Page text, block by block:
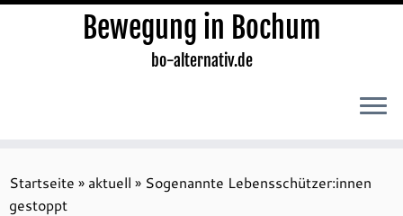
Inhalt
springen
Bewegung in Bochum
bo-alternativ.de
Startseite » aktuell » Sogenannte Lebensschützer:innen
gestoppt